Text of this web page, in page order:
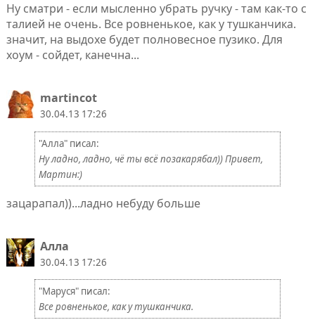
Ну сматри - если мысленно убрать ручку - там как-то с
талией не очень. Все ровненькое, как у тушканчика.
значит, на выдохе будет полновесное пузико. Для
хоум - сойдет, канечна...
martincot
30.04.13 17:26
"Алла" писал:
Ну ладно, ладно, чё ты всё позакарябал)) Привет,
Мартин:)
зацарапал))...ладно небуду больше
Алла
30.04.13 17:26
"Маруся" писал:
Все ровненькое, как у тушканчика.